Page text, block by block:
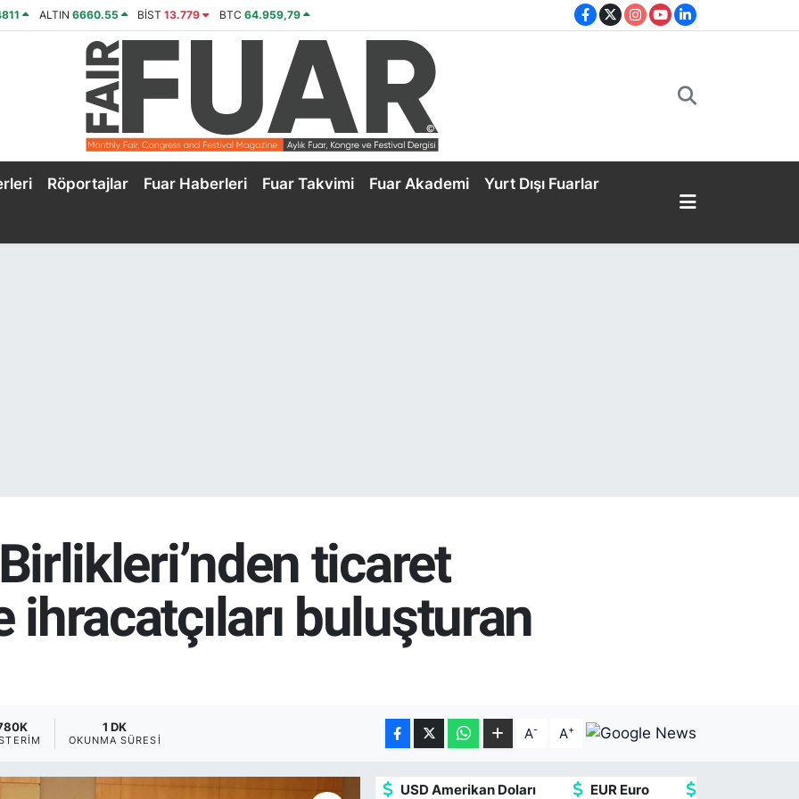
ALTIN 6660.55 BİST13.779 BTC 64.959,79
Röportajlar Fuar Haberleri Fuar Takvimi Fuar Akademi Yurt Dışı Fuarlar
ticaret
buluşturan
1 DK
OKUNMA SÜRESI A- A+
USD Amerikan Doları
EUR Euro